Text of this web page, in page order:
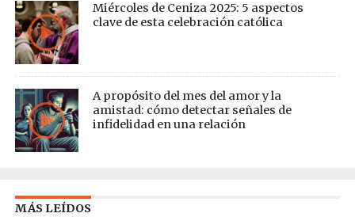
Miércoles de Ceniza 2025: 5 aspectos
clave de esta celebración católica
A propósito del mes del amor y la
amistad: cómo detectar señales de
infidelidad en una relación
MÁS LEÍDOS